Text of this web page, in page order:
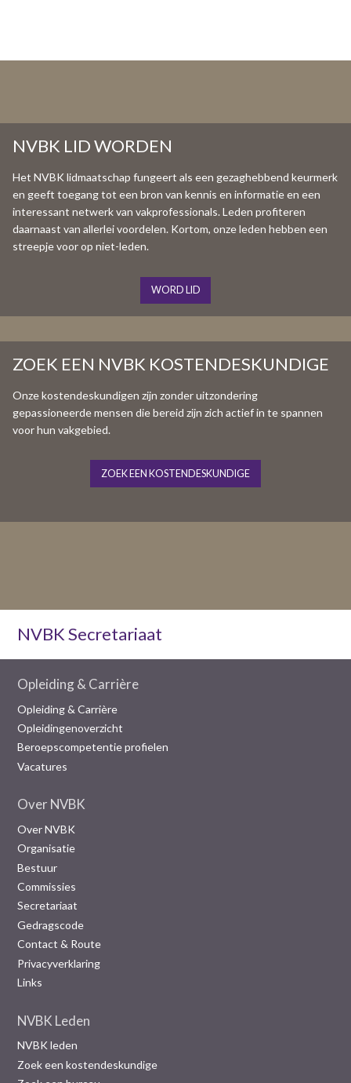
NVBK LID WORDEN
Het NVBK lidmaatschap fungeert als een gezaghebbend keurmerk
en geeft toegang tot een bron van kennis en informatie en een
interessant netwerk van vakprofessionals. Leden profiteren
daarnaast van allerlei voordelen. Kortom, onze leden hebben een
streepje voor op niet-leden.
WORD LID
ZOEK EEN NVBK KOSTENDESKUNDIGE
Onze kostendeskundigen zijn zonder uitzondering
gepassioneerde mensen die bereid zijn zich actief in te spannen
voor hun vakgebied.
ZOEK EEN KOSTENDESKUNDIGE
NVBK Secretariaat
Opleiding & Carrière
Opleiding & Carrière
Opleidingenoverzicht
Beroepscompetentie profielen
Vacatures
Over NVBK
Over NVBK
Organisatie
Bestuur
Commissies
Secretariaat
Gedragscode
Contact & Route
Privacyverklaring
Links
NVBK Leden
NVBK leden
Zoek een kostendeskundige